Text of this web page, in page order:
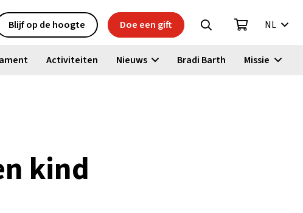
Blijf op de hoogte Doe een gift NL
Activiteiten Nieuws Bradi Barth Missie
kind